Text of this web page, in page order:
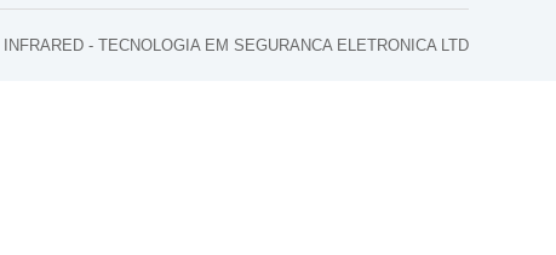
- TECNOLOGIA EM SEGURANCA ELETRONICA LTD